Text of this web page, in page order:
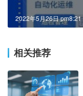
2022年5月26日 pm8:21
相关推荐